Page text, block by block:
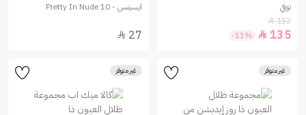
توفي
152

135

-11%
ايسينس - 10 Pretty In Nude
27

غير متوفر غير متوفر